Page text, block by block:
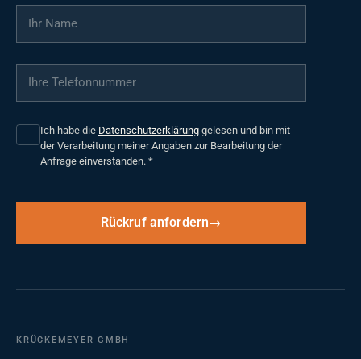
Ihr Name
Ihre Telefonnummer
Ich habe die Datenschutzerklärung gelesen und bin mit
der Verarbeitung meiner Angaben zur Bearbeitung der
Anfrage einverstanden. *
Rückruf anfordern
KRÜCKEMEYER GMBH